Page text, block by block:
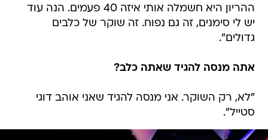
ההריון היא חשמלה אותי איזה 40 פעמים. הנה עוד
יש לי סימנים, זה גם נפוח. זה שוקר של כלבים
גדולים".
אתה מנסה להגיד שאתה כלב?
"לא, רק השוקר. אני מנסה להגיד שאני אוהב דוגי
סטייל".